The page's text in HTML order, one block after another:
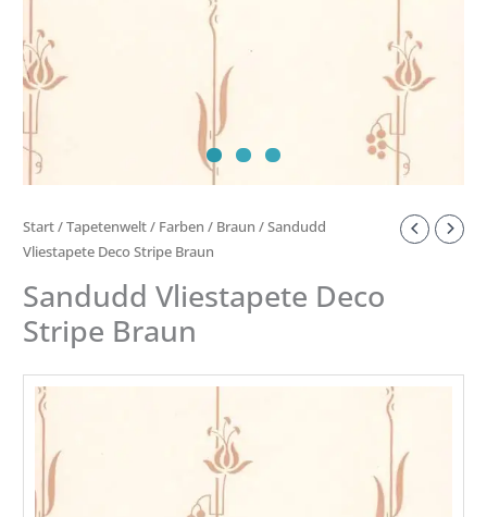
Start/Tapetenwelt/ Farben / Braun / Sandudd
Vliestapete Deco Stripe Braun
Sandudd Vliestapete Deco
Stripe Braun
TAPETENROLLE
Sandudd
Vliestapete
Deco